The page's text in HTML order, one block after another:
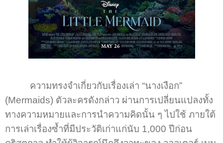
ความทรงจำเกี่ยวกับเรื่องเล่า “นางเงือก”
(Mermaids) ตัวละครดังกล่าว ผ่านการเปลี่ยนแปลงทั้ง
ทางความหมายและการนำความคิดนั้น ๆ ไปใช้ ภายใต้
การเล่าเรื่องซ้ำที่มีประวัติเก่าแก่นับ 1,000 ปีก่อน